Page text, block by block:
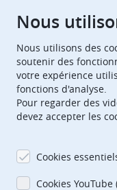
European
EPOorg
Nous
Nous utilisons des
soutenir des
votre expérience
fonctions d'analyse.
Pour regarder des
devez accepter les
Cookies
Cookies